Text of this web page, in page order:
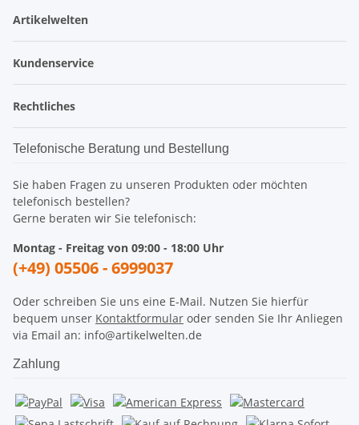
Artikelwelten
Kundenservice
Rechtliches
Telefonische Beratung und Bestellung
Sie haben Fragen zu unseren Produkten oder möchten
telefonisch bestellen?
Gerne beraten wir Sie telefonisch:
Montag - Freitag von 09:00 - 18:00 Uhr
(+49) 05506 - 6999037
Oder schreiben Sie uns eine E-Mail. Nutzen Sie hierfür
bequem unser Kontaktformular oder senden Sie Ihr Anliegen
via Email an: info@artikelwelten.de
Zahlung